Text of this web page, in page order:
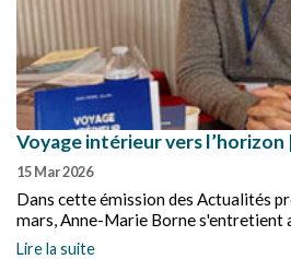
Voyage intérieur vers l’horizon
15 Mar 2026
Dans cette émission des Actualités
mars, Anne-Marie Borne s'entretient
pour son livre "Voyage intérieur vers
Lire la suite